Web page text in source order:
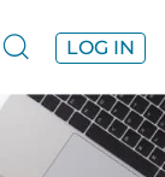
LOG IN